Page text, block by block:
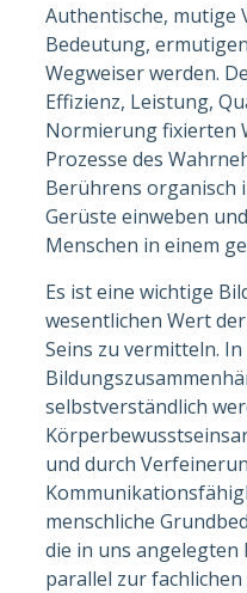
Authentische, mutige
Bedeutung,
Wegweiser werden.
Effizienz, Leistung,
Normierung fixierten
Prozesse des
Berührens organisch
Gerüste einweben
Menschen in einem
Es ist eine wichtige
wesentlichen Wert
Seins zu vermitteln. In
selbstverständlich
und durch
menschliche
die in uns
parallel zur